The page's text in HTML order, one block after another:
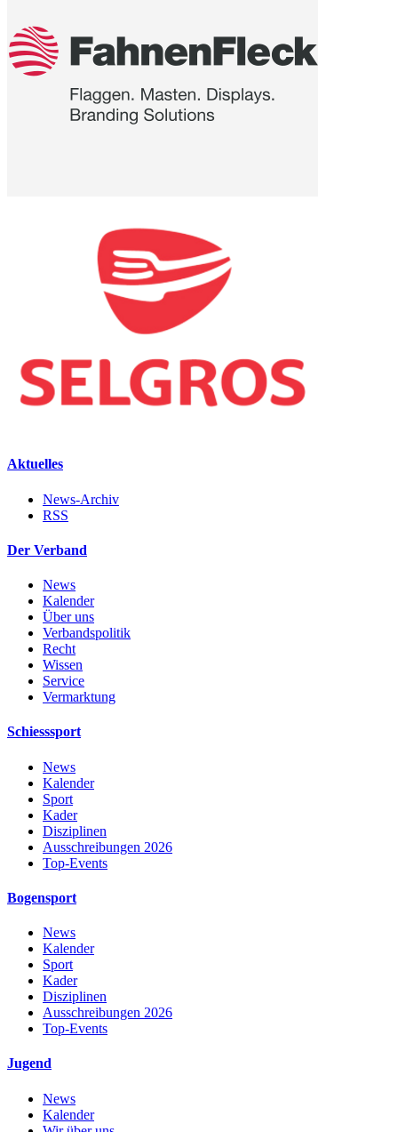
Aktuelles
News-Archiv
RSS
Der Verband
News
Kalender
Über uns
Verbandspolitik
Recht
Wissen
Service
Vermarktung
Schiesssport
News
Kalender
Sport
Kader
Disziplinen
Ausschreibungen 2026
Top-Events
Bogensport
News
Kalender
Sport
Kader
Disziplinen
Ausschreibungen 2026
Top-Events
Jugend
News
Kalender